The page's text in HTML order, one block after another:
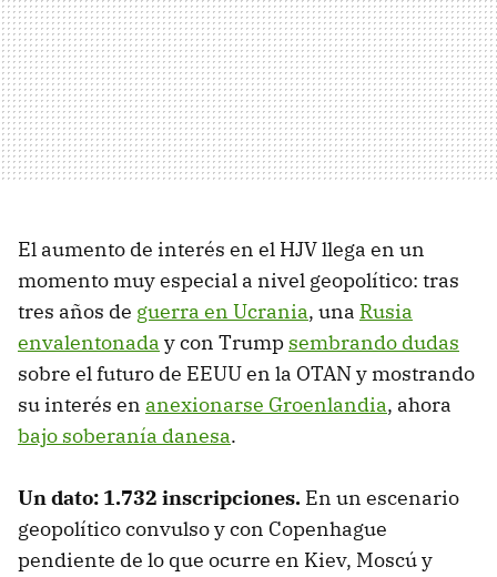
El aumento de interés en el HJV llega en un
momento muy especial a nivel geopolítico: tras
tres años de guerra en Ucrania, una Rusia
envalentonada y con Trump sembrando dudas
sobre el futuro de EEUU en la OTAN y mostrando
su interés en anexionarse Groenlandia, ahora
bajo soberanía danesa.
Un dato: 1.732 inscripciones. En un escenario
geopolítico convulso y con Copenhague
pendiente de lo que ocurre en Kiev, Moscú y